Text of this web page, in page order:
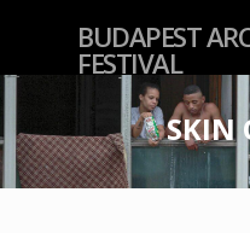
BUDAPEST
FESTIVAL
SKIN